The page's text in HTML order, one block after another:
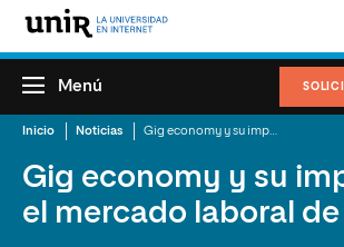
Menú
Inicio Noticias
Gig economy y su
el mercado laboral